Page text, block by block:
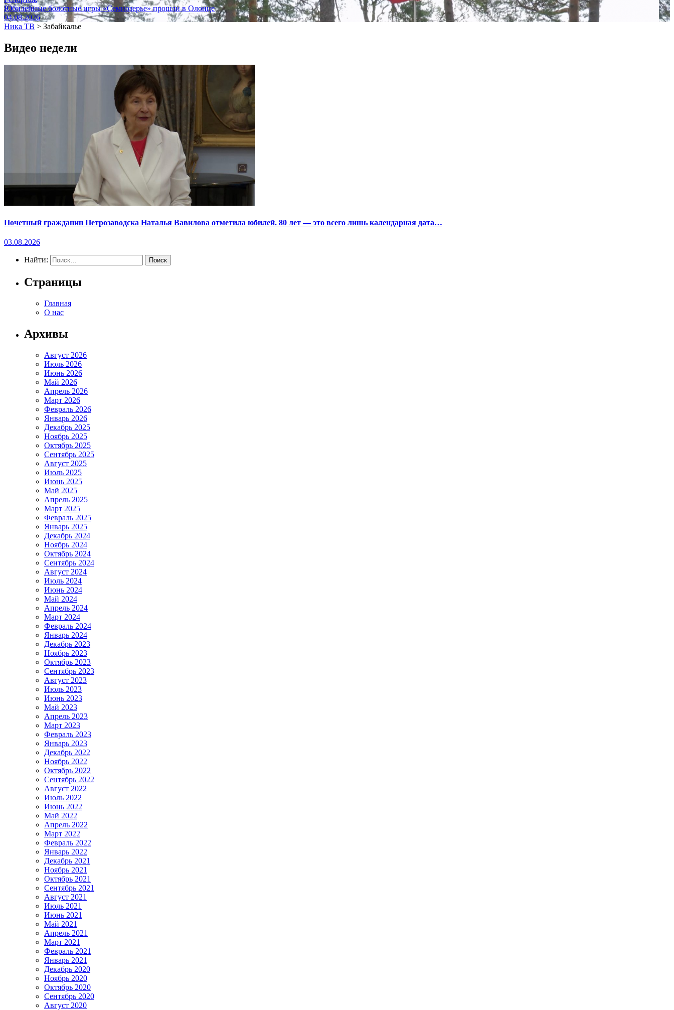
Юбилейные болотные игры «Семиозерье» прошли в Олонце
04.08.2026
Ника ТВ > Забайкалье
Видео недели
Почетный гражданин Петрозаводска Наталья Вавилова отметила юбилей. 80 лет — это всего лишь календарная дата…
03.08.2026
Найти:
Страницы
Главная
О нас
Архивы
Август 2026
Июль 2026
Июнь 2026
Май 2026
Апрель 2026
Март 2026
Февраль 2026
Январь 2026
Декабрь 2025
Ноябрь 2025
Октябрь 2025
Сентябрь 2025
Август 2025
Июль 2025
Июнь 2025
Май 2025
Апрель 2025
Март 2025
Февраль 2025
Январь 2025
Декабрь 2024
Ноябрь 2024
Октябрь 2024
Сентябрь 2024
Август 2024
Июль 2024
Июнь 2024
Май 2024
Апрель 2024
Март 2024
Февраль 2024
Январь 2024
Декабрь 2023
Ноябрь 2023
Октябрь 2023
Сентябрь 2023
Август 2023
Июль 2023
Июнь 2023
Май 2023
Апрель 2023
Март 2023
Февраль 2023
Январь 2023
Декабрь 2022
Ноябрь 2022
Октябрь 2022
Сентябрь 2022
Август 2022
Июль 2022
Июнь 2022
Май 2022
Апрель 2022
Март 2022
Февраль 2022
Январь 2022
Декабрь 2021
Ноябрь 2021
Октябрь 2021
Сентябрь 2021
Август 2021
Июль 2021
Июнь 2021
Май 2021
Апрель 2021
Март 2021
Февраль 2021
Январь 2021
Декабрь 2020
Ноябрь 2020
Октябрь 2020
Сентябрь 2020
Август 2020